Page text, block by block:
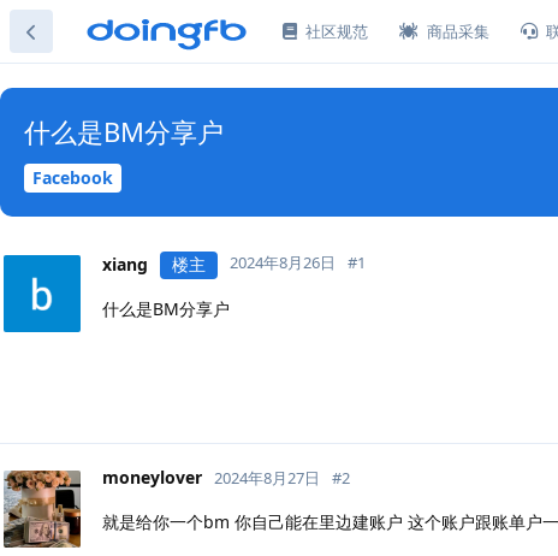
社区规范 商品采集
Facebook
什么是BM分享户
xiang 楼主 2024年8月26日 #1
什么是BM分享户
moneylover 2024年8月27日 #2
就是给你一个bm 你自己能在里边建账户 这个账户跟账单户